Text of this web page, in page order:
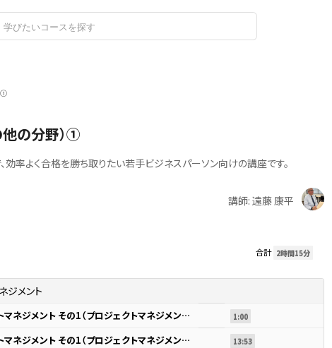
①
他の分野）①
効率よく合格を勝ち取りたい若手ビジネスパーソン向けの講座です。
講師: 遠藤 康平
合計 2時間15分
ジメント
06.プロジェクトマネジメント その1（プロジェクトマネジメント）_渡辺先生 1:00
06.プロジェクトマネジメント その1（プロジェクトマネジメント） 13:53